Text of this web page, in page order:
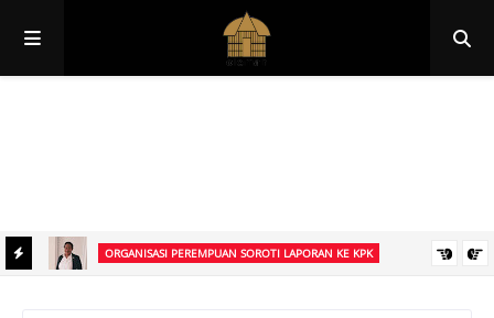
ORGANISASI PEREMPUAN SOROTI LAPORAN KE KPK